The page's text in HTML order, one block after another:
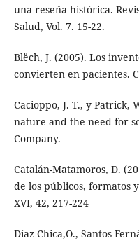
una reseña histórica.
Salud, Vol. 7. 15-22.
Blëch, J. (2005). Los
convierten en pacientes.
Cacioppo, J. T., y Patrick,
nature and the need for
Company.
Catalán-Matamoros, D.
de los públicos, formatos
XVI, 42, 217-224
Díaz Chica,O., Santos